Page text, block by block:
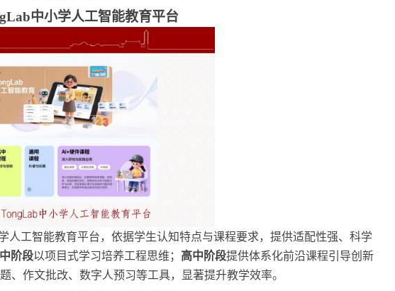
中小学人工智能教育平台
人工智能教育平台，依据学生认知特点与课程要求，提供适配性强、科学
阶段以项目式学习培养工程思维； 高中阶段提供体系化前沿课程引导创新
、作文批改、数字人预习等工具，显著提升教学效率。